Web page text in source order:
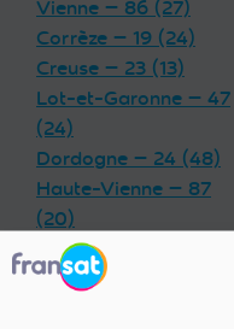
Vienne — 86 (27)
Corrèze — 19 (24)
Creuse — 23 (13)
Lot-et-Garonne — 47
(24)
Dordogne — 24 (48)
Haute-Vienne — 87
(20)
Charente — 16 (32)
Landes — 40 (33)